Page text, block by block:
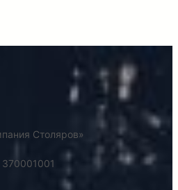
Столяров»
370001001